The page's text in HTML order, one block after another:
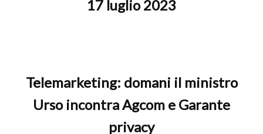
17 luglio 2023
Telemarketing: domani il ministro
Urso incontra Agcom e Garante
privacy